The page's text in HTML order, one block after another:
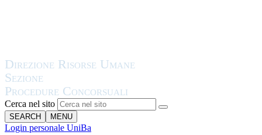
Cerca nel sito
SEARCH MENU
Login personale UniBa